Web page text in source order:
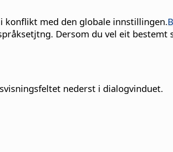
med den globale innstillingen.
Dersom du vel eit
nederst i dialogvinduet.